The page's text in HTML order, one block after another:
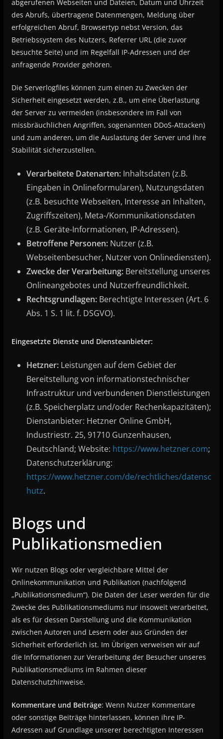
abgerufenen Webseiten und Dateien, Datum und Uhrzeit
des Abrufs, übertragene Datenmengen, Meldung über
erfolgreichen Abruf, Browsertyp nebst Version, das
Betriebssystem des Nutzers, Referrer URL (die zuvor
besuchte Seite) und im Regelfall IP-Adressen und der
anfragende Provider gehören.
Die Serverlogfiles können zum einen zu Zwecken der
Sicherheit eingesetzt werden, z.B., um eine Überlastung
der Server zu vermeiden (insbesondere im Fall von
missbräuchlichen Angriffen, sogenannten DDoS-Attacken)
und zum anderen, um die Auslastung der Server und ihre
Stabilität sicherzustellen.
Verarbeitete Datenarten:Inhaltsdaten (z.B.
Eingaben in Onlineformularen), Nutzungsdaten
(z.B. besuchte Webseiten, Interesse an Inhalten,
Zugriffszeiten), Meta-/Kommunikationsdaten
(z.B. Geräte-Informationen, IP-Adressen).
Betroffene Personen:Nutzer (z.B.
Webseitenbesucher, Nutzer von Onlinediensten).
Zwecke der Verarbeitung:Bereitstellung unseres
Onlineangebotes und Nutzerfreundlichkeit.
Rechtsgrundlagen:Berechtigte Interessen (Art. 6
Abs. 1 S. 1 lit. f. DSGVO).
Eingesetzte Dienste und Diensteanbieter:
Hetzner:Leistungen auf dem Gebiet der
Bereitstellung von informationstechnischer
Infrastruktur und verbundenen Dienstleistungen
(z.B. Speicherplatz und/oder Rechenkapazitäten);
Dienstanbieter: Hetzner Online GmbH,
Industriestr. 25, 91710 Gunzenhausen,
Deutschland; Website: https://www.hetzner.com;
Datenschutzerklärung:
https://www.hetzner.com/de/rechtliches/datensc
hutz.
Blogs und
Publikationsmedien
Wir nutzen Blogs oder vergleichbare Mittel der
Onlinekommunikation und Publikation (nachfolgend
„Publikationsmedium“). Die Daten der Leser werden für die
Zwecke des Publikationsmediums nur insoweit verarbeitet,
als es für dessen Darstellung und die Kommunikation
zwischen Autoren und Lesern oder aus Gründen der
Sicherheit erforderlich ist. Im Übrigen verweisen wir auf
die Informationen zur Verarbeitung der Besucher unseres
Publikationsmediums im Rahmen dieser
Datenschutzhinweise.
Kommentare und Beiträge: Wenn Nutzer Kommentare
oder sonstige Beiträge hinterlassen, können ihre IP-
Adressen auf Grundlage unserer berechtigten Interessen